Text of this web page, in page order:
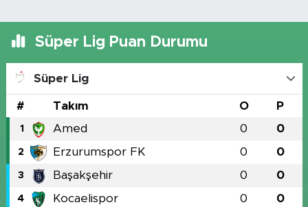
Süper Lig Puan Durumu
Süper Lig
# Takım O P
1 Amed 0 0
2 Erzurumspor FK 0 0
3 Başakşehir 0 0
4 Kocaelispor 0 0